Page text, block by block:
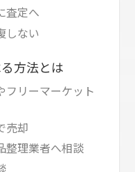
査定へ
しない
方法とは
フリーマーケット
売却
整理業者へ相談